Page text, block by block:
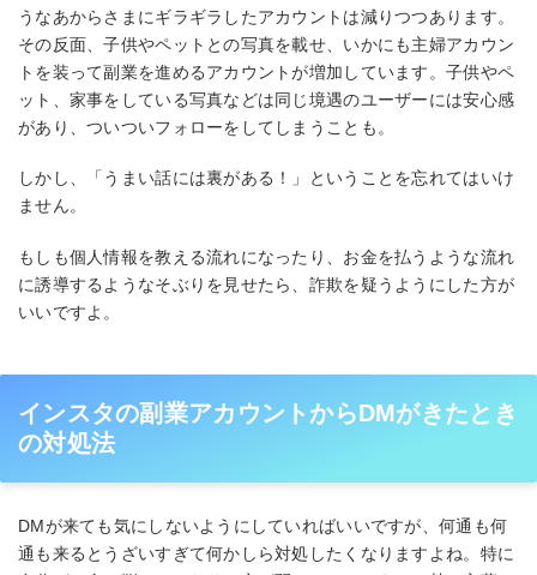
うなあからさまにギラギラしたアカウントは減りつつあります。
その反面、子供やペットとの写真を載せ、いかにも主婦アカウン
トを装って副業を進めるアカウントが増加しています。子供やペ
ット、家事をしている写真などは同じ境遇のユーザーには安心感
があり、ついついフォローをしてしまうことも。
しかし、「うまい話には裏がある！」ということを忘れてはいけ
ません。
もしも個人情報を教える流れになったり、お金を払うような流れ
に誘導するようなそぶりを見せたら、詐欺を疑うようにした方が
いいですよ。
インスタの副業アカウントからDMがきたとき
の対処法
DMが来ても気にしないようにしていればいいですが、何通も何
通も来るとうざいすぎて何かしら対処したくなりますよね。特に